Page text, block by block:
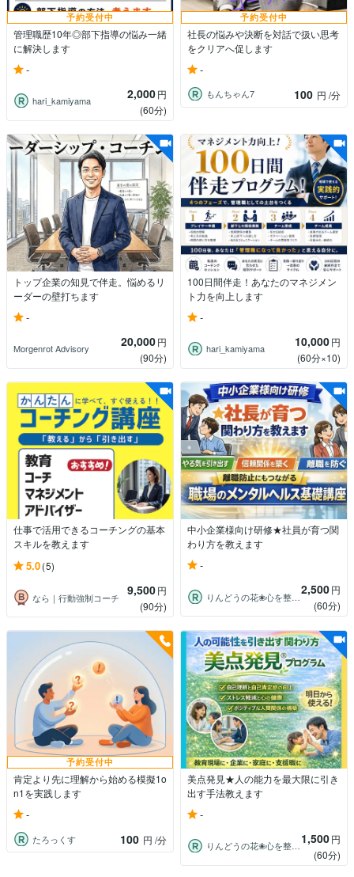
予約受付中
管理職歴10年◎部下指導の悩み一緒
に解決します
-
hari_kamiyama 2,000円
(60分)
予約受付中
社長の悩みや決断を対話で扱い思考
をクリアへ促します
-
もんちゃん7 100 円 /分
トップ企業の知見で伴走。悩めるリ
ーダーの壁打ちます
-
Morgenrot Advisory 20,000円
(90分)
100日間伴走！あなたのマネジメン
ト力を向上します
-
hari_kamiyama 10,000円
(60分×10)
仕事で活用できるコーチングの基本
スキルを教えます
5.0(5)
なら｜行動強制コーチ 9,500円
(90分)
中小企業様向け研修★社員が育つ関
わり方を教えます
-
りんどうの花❀心を整えるパートナー 2,500円
(60分)
予約受付中
肯定より先に理解から始める模擬1o
n1を実践します
-
たろっくす 100 円 /分
美点発見★人の能力を最大限に引き
出す手法教えます
-
りんどうの花❀心を整えるパートナー 1,500円
(60分)